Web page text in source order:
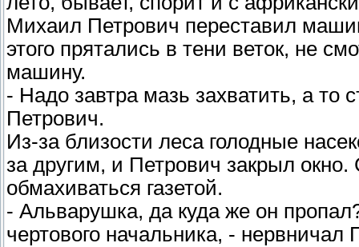
Михаил Петрович переставил
этого прятались в тени веток, не
машину.
- Надо завтра мазь захватить, а то
Петрович.
Из-за близости леса голодные
за другим, и Петрович закрыл
обмахиваться газетой.
- Альварушка, да куда же он
чертового начальника, - нервничал